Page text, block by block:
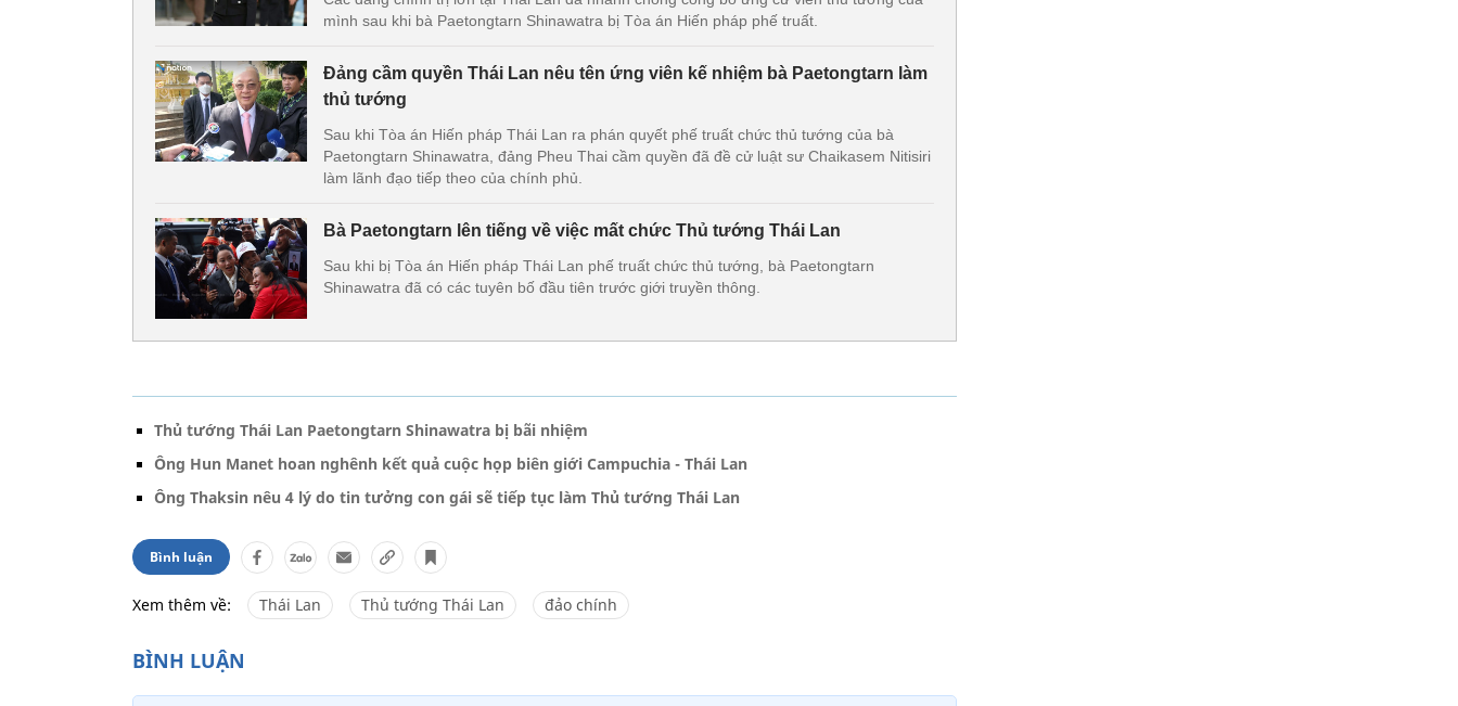
mình sau khi bà Paetongtarn Shinawatra bị Tòa án Hiến pháp phế truất.
Đảng cầm quyền Thái Lan nêu tên ứng viên kế nhiệm bà Paetongtarn làm
thủ tướng
Sau khi Tòa án Hiến pháp Thái Lan ra phán quyết phế truất chức thủ tướng của bà
Paetongtarn Shinawatra, đảng Pheu Thai cầm quyền đã đề cử luật sư Chaikasem Nitisiri
làm lãnh đạo tiếp theo của chính phủ.
Bà Paetongtarn lên tiếng về việc mất chức Thủ tướng Thái Lan
Sau khi bị Tòa án Hiến pháp Thái Lan phế truất chức thủ tướng, bà Paetongtarn
Shinawatra đã có các tuyên bố đầu tiên trước giới truyền thông.
Thủ tướng Thái Lan Paetongtarn Shinawatra bị bãi nhiệm
Ông Hun Manet hoan nghênh kết quả cuộc họp biên giới Campuchia - Thái Lan
Ông Thaksin nêu 4 lý do tin tưởng con gái sẽ tiếp tục làm Thủ tướng Thái Lan
Bình luận
Xem thêm về: Thái Lan Thủ tướng Thái Lan đảo chính